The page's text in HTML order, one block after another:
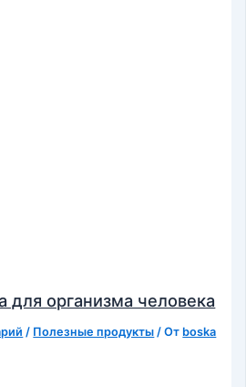
для организма человека
/ Полезные продукты / От boska